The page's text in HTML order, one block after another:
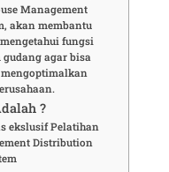
Management
akan membantu
fungsi
agar bisa
?
ekslusif Pelatihan
Distribution